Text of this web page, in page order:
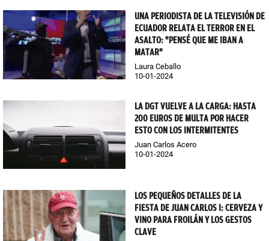
UNA PERIODISTA DE LA TELEVISIÓN DE
ECUADOR RELATA EL TERROR EN EL
ASALTO: "PENSÉ QUE ME IBAN A
MATAR"
Laura Ceballo
10-01-2024
LA DGT VUELVE A LA CARGA: HASTA
200 EUROS DE MULTA POR HACER
ESTO CON LOS INTERMITENTES
Juan Carlos Acero
10-01-2024
LOS PEQUEÑOS DETALLES DE LA
FIESTA DE JUAN CARLOS I: CERVEZA Y
VINO PARA FROILÁN Y LOS GESTOS
CLAVE